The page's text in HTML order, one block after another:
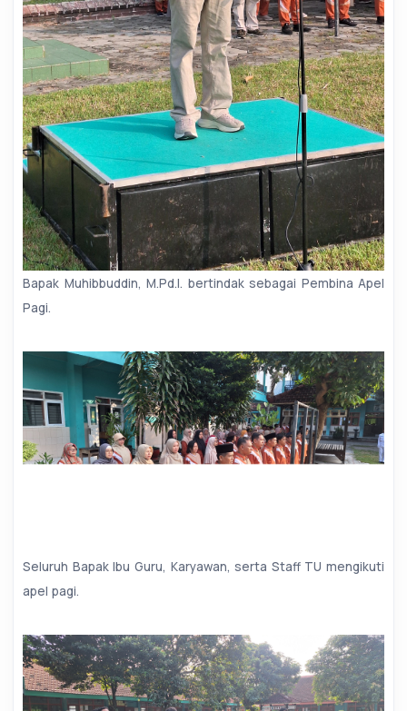
Bapak Muhibbuddin, M.Pd.I. bertindak sebagai Pembina Apel
Pagi.
Seluruh Bapak Ibu Guru, Karyawan, serta Staff TU mengikuti
apel pagi.